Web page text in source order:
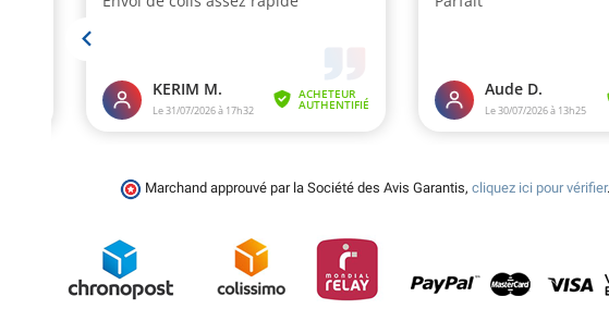
Marchand approuvé par la Société des Avis Garantis, cliquez ici pour vérifier.